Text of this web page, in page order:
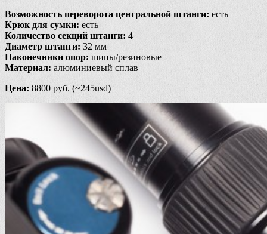
Возможность переворота центральной штанги: есть
Крюк для сумки: есть
Количество секций штанги: 4
Диаметр штанги: 32 мм
Наконечники опор: шипы/резиновые
Материал: алюминиевый сплав
Цена: 8800 руб. (~245usd)